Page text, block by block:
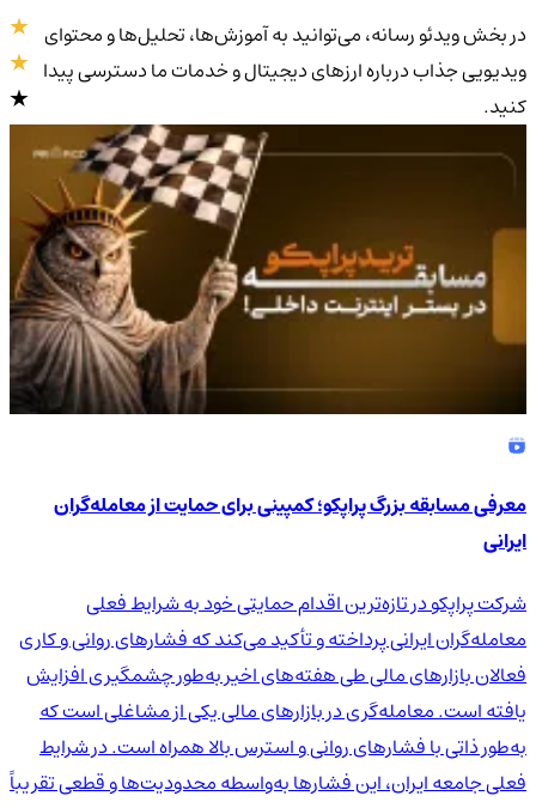
4.9/5
در بخش ویدئو رسانه، می‌توانید به آموزش‌ها، تحلیل‌ها و محتوای
ویدیویی جذاب درباره ارزهای دیجیتال و خدمات ما دسترسی پیدا
کنید.
معرفی مسابقه بزرگ پراپکو؛ کمپینی برای حمایت از معامله‌گران
ایرانی
شرکت پراپکو در تازه‌ترین اقدام حمایتی خود به شرایط فعلی
معامله‌گران ایرانی پرداخته و تأکید می‌کند که فشارهای روانی و کاری
فعالان بازارهای مالی طی هفته‌های اخیر به‌طور چشمگیری افزایش
یافته است. معامله‌گری در بازارهای مالی یکی از مشاغلی است که
به‌طور ذاتی با فشارهای روانی و استرس بالا همراه است. در شرایط
فعلی جامعه ایران، این فشارها به‌واسطه محدودیت‌ها و قطعی تقریباً